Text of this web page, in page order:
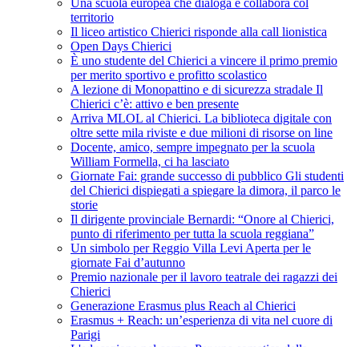
Una scuola europea che dialoga e collabora col
territorio
Il liceo artistico Chierici risponde alla call lionistica
Open Days Chierici
È uno studente del Chierici a vincere il primo premio
per merito sportivo e profitto scolastico
A lezione di Monopattino e di sicurezza stradale Il
Chierici c’è: attivo e ben presente
Arriva MLOL al Chierici. La biblioteca digitale con
oltre sette mila riviste e due milioni di risorse on line
Docente, amico, sempre impegnato per la scuola
William Formella, ci ha lasciato
Giornate Fai: grande successo di pubblico Gli studenti
del Chierici dispiegati a spiegare la dimora, il parco le
storie
Il dirigente provinciale Bernardi: “Onore al Chierici,
punto di riferimento per tutta la scuola reggiana”
Un simbolo per Reggio Villa Levi Aperta per le
giornate Fai d’autunno
Premio nazionale per il lavoro teatrale dei ragazzi dei
Chierici
Generazione Erasmus plus Reach al Chierici
Erasmus + Reach: un’esperienza di vita nel cuore di
Parigi